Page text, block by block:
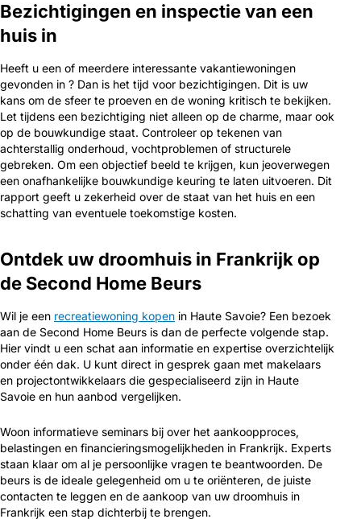
Bezichtigingen en inspectie van een
huis in
Heeft u een of meerdere interessante vakantiewoningen
gevonden in ? Dan is het tijd voor bezichtigingen. Dit is uw
kans om de sfeer te proeven en de woning kritisch te bekijken.
Let tijdens een bezichtiging niet alleen op de charme, maar ook
op de bouwkundige staat. Controleer op tekenen van
achterstallig onderhoud, vochtproblemen of structurele
gebreken. Om een objectief beeld te krijgen, kun jeoverwegen
een onafhankelijke bouwkundige keuring te laten uitvoeren. Dit
rapport geeft u zekerheid over de staat van het huis en een
schatting van eventuele toekomstige kosten.
Ontdek uw droomhuis in Frankrijk op
de Second Home Beurs
Wil je een recreatiewoning kopen in Haute Savoie? Een bezoek
aan de Second Home Beurs is dan de perfecte volgende stap.
Hier vindt u een schat aan informatie en expertise overzichtelijk
onder één dak. U kunt direct in gesprek gaan met makelaars
en projectontwikkelaars die gespecialiseerd zijn in Haute
Savoie en hun aanbod vergelijken.
Woon informatieve seminars bij over het aankoopproces,
belastingen en financieringsmogelijkheden in Frankrijk. Experts
staan klaar om al je persoonlijke vragen te beantwoorden. De
beurs is de ideale gelegenheid om u te oriënteren, de juiste
contacten te leggen en de aankoop van uw droomhuis in
Frankrijk een stap dichterbij te brengen.